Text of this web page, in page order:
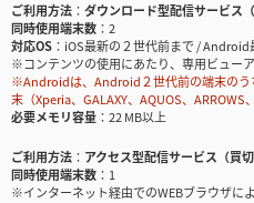
ご利用方法
ダウンロード型配信サービス（
同時使用端末数
2
対応OS
iOS最新の２世代前まで / Android
※コンテンツの使用にあたり、専用ビュー
※Androidは、Android２世代前の端末のう
末（Xperia、GALAXY、AQUOS、
必要メモリ容量
22 MB以上
ご利用方法
アクセス型配信サービス（買切
同時使用端末数
1
※インターネット経由でのWEBブラウザに